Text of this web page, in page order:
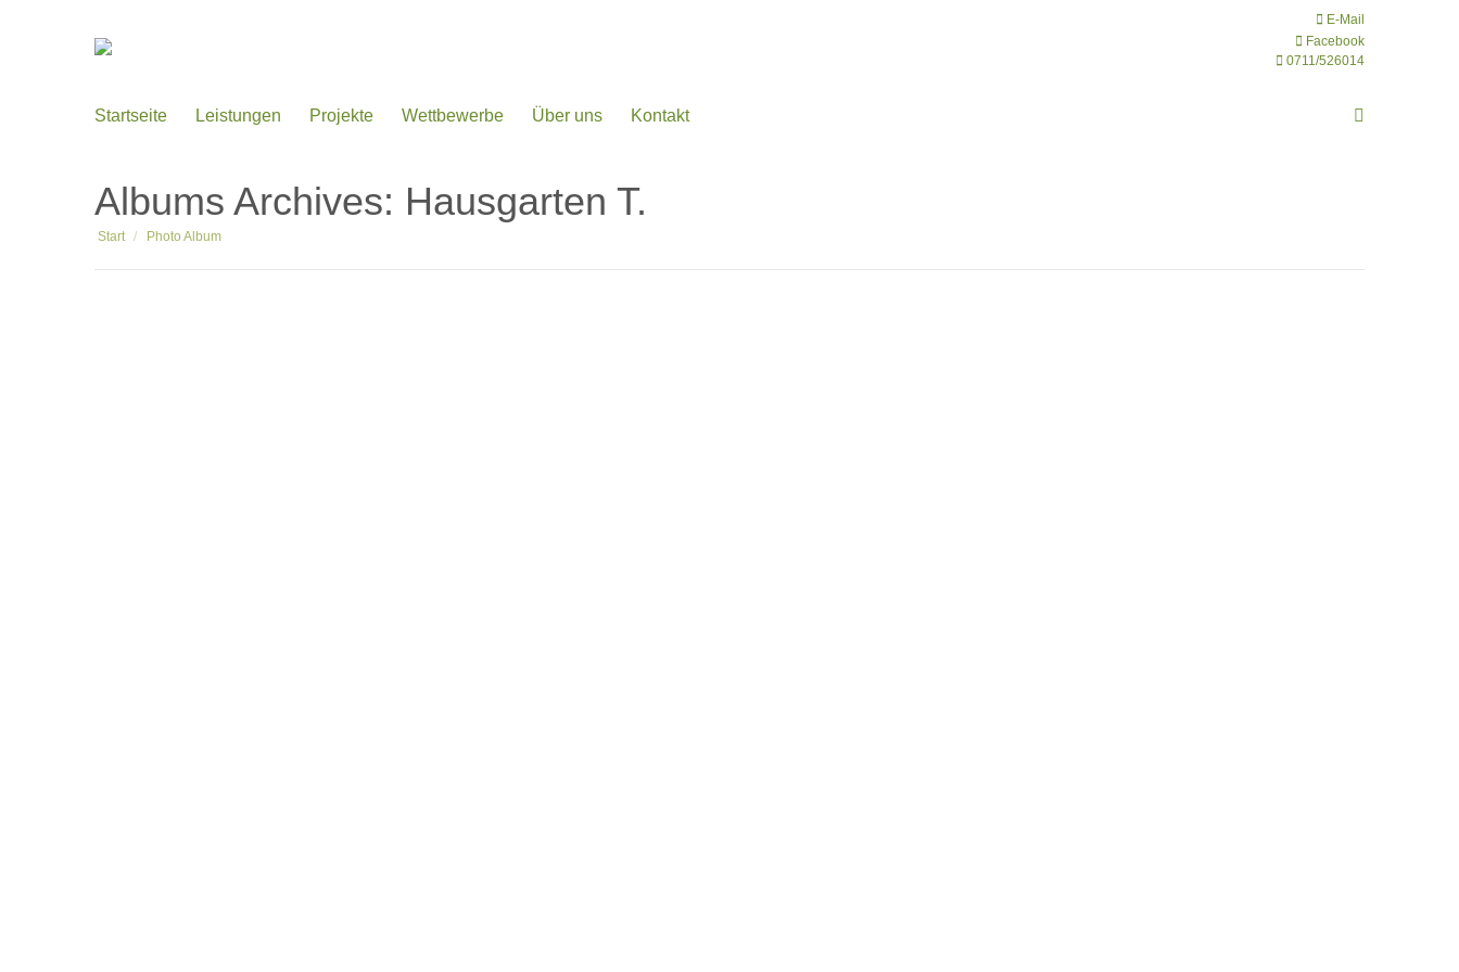
E-Mail
Facebook
0711/526014
Startseite Leistungen Projekte Wettbewerbe Über uns Kontakt Search:
Albums Archives: Hausgarten T.
Sie befinden sich hier:
Start Photo Album